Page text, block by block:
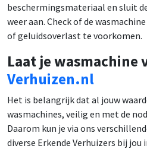
beschermingsmateriaal en sluit
weer aan. Check of de
of geluidsoverlast te voorkomen.
Laat je wasmachine
Verhuizen.nl
Het is belangrijk dat al jouw
wasmachines, veilig en met de
Daarom kun je via ons
diverse Erkende Verhuizers bij jou